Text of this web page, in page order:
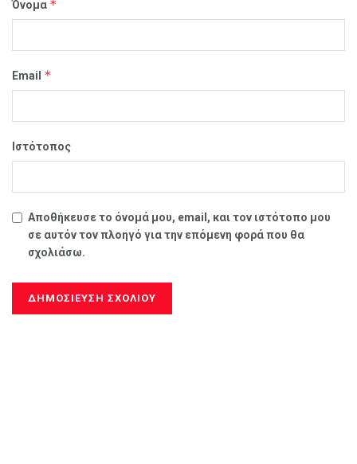
Όνομα *
Email *
Ιστότοπος
Αποθήκευσε το όνομά μου, email, και τον ιστότοπο μου
σε αυτόν τον πλοηγό για την επόμενη φορά που θα
σχολιάσω.